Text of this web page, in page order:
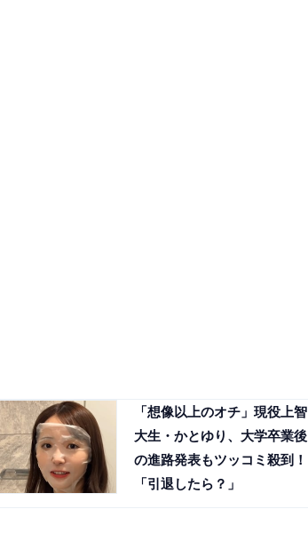
「想像以上のオチ」現役上智
大生・かとゆり、大学卒業後
の進路発表もツッコミ殺到！
「引退したら？」